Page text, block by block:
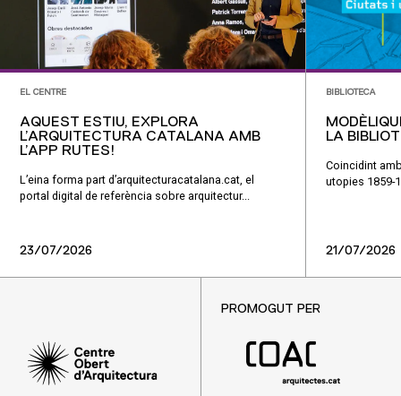
EL CENTRE
AQUEST ESTIU, EXPLORA
L’ARQUITECTURA CATALANA AMB
L’APP RUTES!
L’eina forma part d’arquitecturacatalana.cat, el
portal digital de referència sobre arquitectur...
23/07/2026
BIBLIOTECA
LA
Coincidint
utopies 1859-
21/07/2026
PROMOGUT PER